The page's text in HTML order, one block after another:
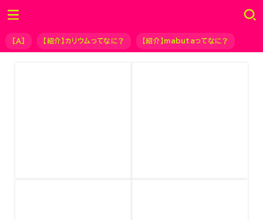
[Ａ] 【紹介】カリウムってなに？ 【紹介】mabutaってなに？